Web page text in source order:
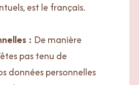
est le français.
: De manière
pas tenu de
données personnelles